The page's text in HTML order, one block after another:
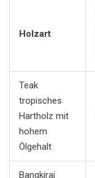
Holzart
Teak
tropisches
Hartholz mit
hohem
Ölgehalt
Bangkirai